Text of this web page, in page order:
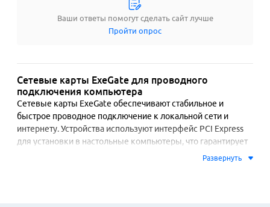
Ваши ответы помогут сделать сайт лучше
Пройти опрос
Сетевые карты ExeGate для проводного
подключения компьютера
Сетевые карты ExeGate обеспечивают стабильное и
быстрое проводное подключение к локальной сети и
интернету. Устройства используют интерфейс PCI Express
для установки в настольные компьютеры, что гарантирует
высокую пропускную способность и минимальные Развернуть